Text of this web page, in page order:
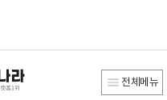
전체메뉴